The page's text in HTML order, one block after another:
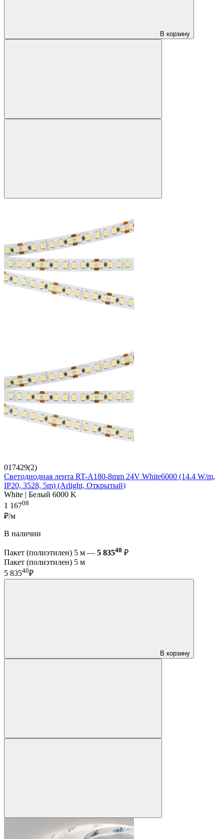
В корзину
017429(2)
Светодиодная лента RT-A180-8mm 24V White6000 (14.4 W/m,
IP20, 3528, 5m) (Arlight, Открытый)
White | Белый 6000 K
1 16708
₽/м
В наличии
Пакет (полиэтилен) 5 м — 5 83540 ₽
Пакет (полиэтилен) 5 м
5 83540₽
В корзину